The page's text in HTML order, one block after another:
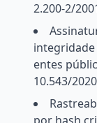
2.200-2/
integridade
entes
10.543/2020